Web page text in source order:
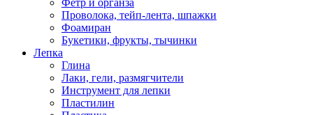
Проволока, тейп-лента, шпажки
Фоамиран
Букетики, фрукты, тычинки
Лепка
Глина
Лаки, гели, размягчители
Инструмент для лепки
Пластилин